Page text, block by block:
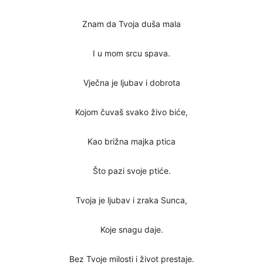
Znam da Tvoja duša mala
I u mom srcu spava.
Vječna je ljubav i dobrota
Kojom čuvaš svako živo biće,
Kao brižna majka ptica
Što pazi svoje ptiće.
Tvoja je ljubav i zraka Sunca,
Koje snagu daje.
Bez Tvoje milosti i život prestaje.